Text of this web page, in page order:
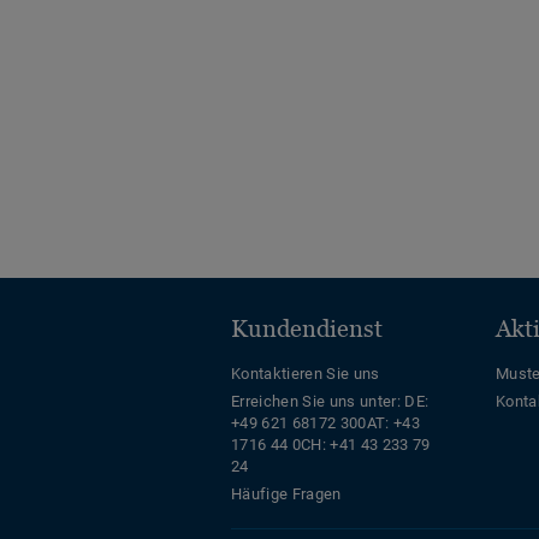
Kundendienst
Kontaktieren Sie uns
Erreichen Sie uns unter: DE:
+49 621 68172 300AT: +43
1716 44 0CH: +41 43 233 79
24
Häufige Fragen